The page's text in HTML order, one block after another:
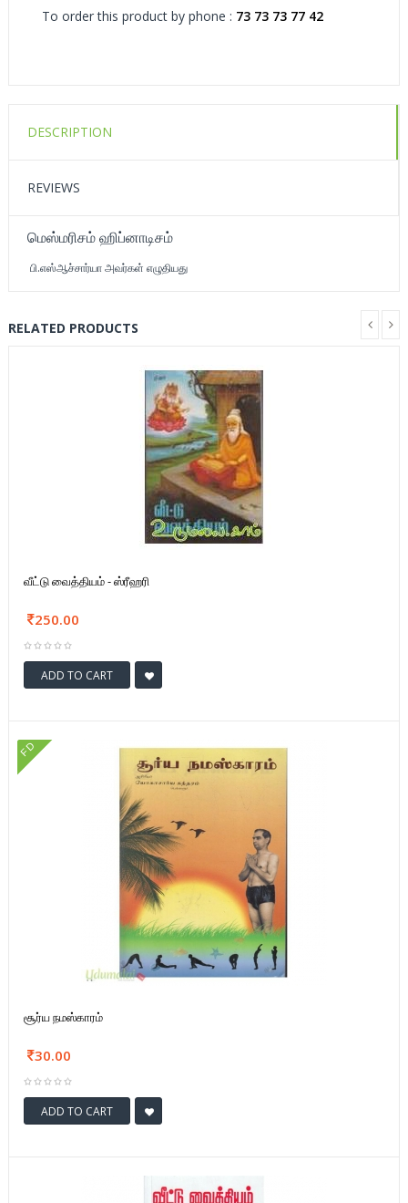
To order this product by phone : 73 73 73 77 42
DESCRIPTION
REVIEWS
மெஸ்மரிசம் ஹிப்னாடிசம்
பி.எஸ்ஆச்சார்யா அவர்கள் எழுதியது
RELATED PRODUCTS
வீட்டு வைத்தியம் - ஸ்ரீஹரி
250.00
ADD TO CART
FD
சூர்ய நமஸ்காரம்
30.00
ADD TO CART